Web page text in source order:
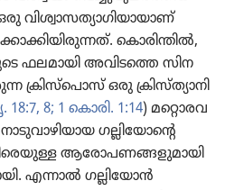
വിശ്വാ​സ​ത്യാ​ഗി​യാ​യാണ്‌
കൊരി​ന്തിൽ,
ഫലമായി അവിടത്തെ സിന​
ക്രിസ്‌പൊസ്‌ ഒരു ക്രിസ്‌ത്യാ​നി​
18:7, 8; 1 കൊരി. 1:14) മറ്റൊ​ര​വ​
ഗല്ലി​യോ​ന്റെ
ആരോ​പ​ണ​ങ്ങ​ളു​മാ​യി
എന്നാൽ ഗല്ലി​യോൻ